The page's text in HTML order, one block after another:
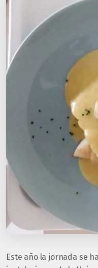
Este año la jornada se